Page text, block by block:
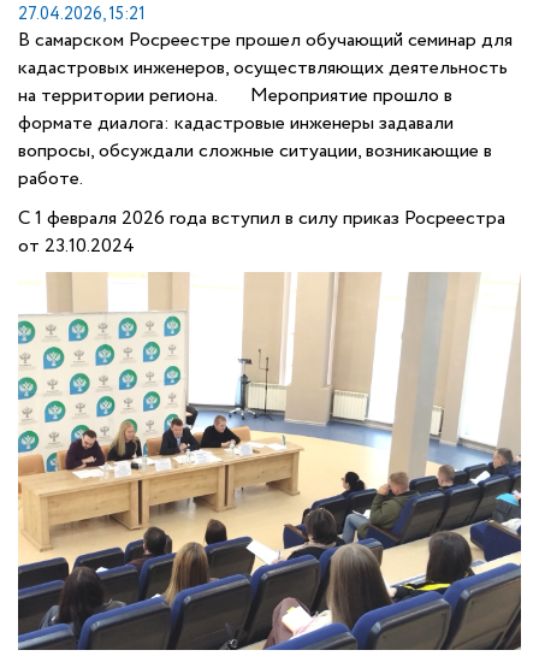
27.04.2026, 15:21
В самарском Росреестре прошел обучающий семинар для
кадастровых инженеров, осуществляющих деятельность
на территории региона. Мероприятие прошло в
формате диалога: кадастровые инженеры задавали
вопросы, обсуждали сложные ситуации, возникающие в
работе.
С 1 февраля 2026 года вступил в силу приказ Росреестра
от 23.10.2024